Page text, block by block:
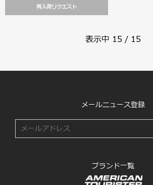
再入荷リクエスト
表示中 15 / 15
メールニュース登録
ブランド一覧